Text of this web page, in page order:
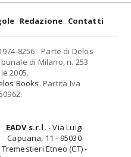
Redazione Contatti
8256 - Parte di Delos
di Milano, n. 253
2005.
Books. Partita Iva
EADV s.r.l. - Via Luigi
Capuana, 11 - 95030
Tremestieri Etneo (CT) -